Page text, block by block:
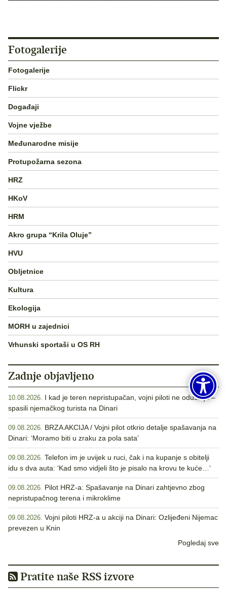
Fotogalerije
Fotogalerije
Flickr
Događaji
Vojne vježbe
Međunarodne misije
Protupožarna sezona
HRZ
HKoV
HRM
Akro grupa “Krila Oluje”
HVU
Obljetnice
Kultura
Ekologija
MORH u zajednici
Vrhunski sportaši u OS RH
Zadnje objavljeno
10.08.2026. I kad je teren nepristupačan, vojni piloti ne odustaju –
spasili njemačkog turista na Dinari
09.08.2026. BRZA AKCIJA / Vojni pilot otkrio detalje spašavanja na
Dinari: ‘Moramo biti u zraku za pola sata’
09.08.2026. Telefon im je uvijek u ruci, čak i na kupanje s obitelji
idu s dva auta: ‘Kad smo vidjeli što je pisalo na krovu te kuće…‘
09.08.2026. Pilot HRZ-a: Spašavanje na Dinari zahtjevno zbog
nepristupačnog terena i mikroklime
09.08.2026. Vojni piloti HRZ-a u akciji na Dinari: Ozlijeđeni Nijemac
prevezen u Knin
Pogledaj sve
Pratite naše RSS izvore